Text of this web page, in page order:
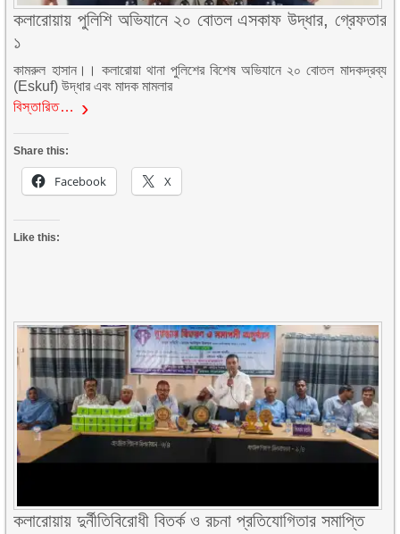
কলারোয়ায় পুলিশি অভিযানে ২০ বোতল এসকাফ উদ্ধার, গ্রেফতার
১
কামরুল হাসান।। কলারোয়া থানা পুলিশের বিশেষ অভিযানে ২০ বোতল মাদকদ্রব্য
(Eskuf) উদ্ধার এবং মাদক মামলার
বিস্তারিত…
Share this:
Facebook X
Like this:
কলারোয়ায় দুর্নীতিবিরোধী বিতর্ক ও রচনা প্রতিযোগিতার সমাপ্তি